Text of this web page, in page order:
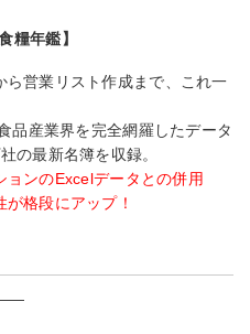
糧年鑑】
ら営業リスト作成まで、これ一
品産業界を完全網羅したデータ
の最新名簿を収録。
ョンのExcelデータとの併用
が格段にアップ！
――